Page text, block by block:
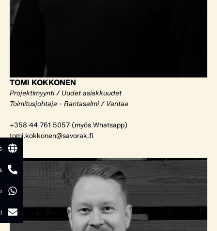
TOMI KOKKONEN
Projektimyynti / Uudet asiakkuudet
Toimitusjohtaja - Rantasalmi / Vantaa
+358 44 761 5057 (myös Whatsapp)
tomi.kokkonen@savorak.fi